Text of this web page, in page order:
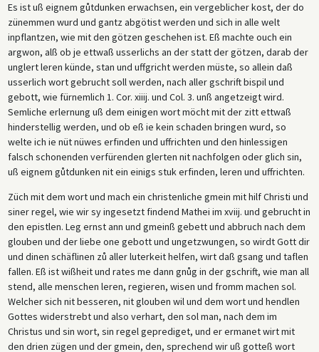
Es ist uß eignem gůtdunken erwachsen, ein vergeblicher kost, der do
zünemmen wurd und gantz abgötist werden und sich in alle welt
inpflantzen, wie mit den götzen geschehen ist. Eß machte ouch ein
argwon, alß ob je ettwaß usserlichs an der statt der götzen, darab der
unglert leren künde, stan und uffgricht werden müste, so allein daß
usserlich wort gebrucht soll werden, nach aller gschrift bispil und
gebott, wie fürnemlich 1. Cor. xiiij. und Col. 3. unß angetzeigt wird.
Semliche erlernung uß dem einigen wort möcht mit der zitt ettwaß
hinderstellig werden, und ob eß ie kein schaden bringen wurd, so
welte ich ie nüt nüwes erfinden und uffrichten und den hinlessigen
falsch schonenden verfürenden glerten nit nachfolgen oder glich sin,
uß eignem gůtdunken nit ein einigs stuk erfinden, leren und uffrichten.
Züch mit dem wort und mach ein christenliche gmein mit hilf Christi und
siner regel, wie wir sy ingesetzt findend Mathei im xviij. und gebrucht in
den epistlen. Leg ernst ann und gmeinß gebett und abbruch nach dem
glouben und der liebe one gebott und ungetzwungen, so wirdt Gott dir
und dinen schäflinen zů aller luterkeit helfen, wirt daß gsang und taflen
fallen. Eß ist wißheit und rates me dann gnůg in der gschrift, wie man all
stend, alle menschen leren, regieren, wisen und fromm machen sol.
Welcher sich nit besseren, nit glouben wil und dem wort und hendlen
Gottes widerstrebt und also verhart, den sol man, nach dem im
Christus und sin wort, sin regel geprediget, und er ermanet wirt mit
den drien zügen und der gmein, den, sprechend wir uß gotteß wort